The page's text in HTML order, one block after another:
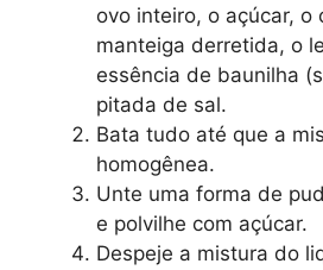
ovo inteiro, o açúcar, o
manteiga derretida, o
essência de baunilha
pitada de sal.
Bata tudo até que a
homogênea.
Unte uma forma de
e polvilhe com açúcar.
Despeje a mistura do